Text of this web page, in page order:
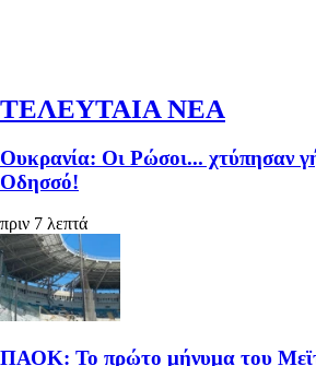
ΤΕΛΕΥΤΑΙΑ ΝΕΑ
Ουκρανία: Οι Ρώσοι... χτύπησαν
Οδησσό!
πριν 7 λεπτά
ΠΑΟΚ: Το πρώτο μήνυμα του